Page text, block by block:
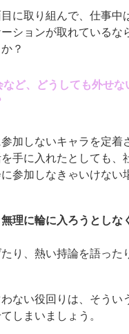
に取り組んで、仕事中
ションが取れているな
？
ど、どうしても外せな
加しないキャラを定着
手に入れたとしても、
参加しなきゃいけない
無理に輪に入ろうとしな
り、熱い持論を語った
ない役回りは、そうい
しまいましょう。